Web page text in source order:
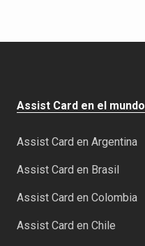
Assist Card en el mundo
Assist Card en Argentina
Assist Card en Brasil
Assist Card en Colombia
Assist Card en Chile